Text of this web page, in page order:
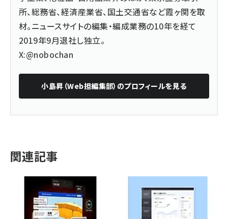
所、総務省、経済産業省、国土交通省など霞ヶ関を取
材。ニュースサイトの編集・編成業務の10年を経て
2019年9月退社し独立。
X:@nobochan
小島昇（Web担編集部） のプロフィールを見る
関連記事